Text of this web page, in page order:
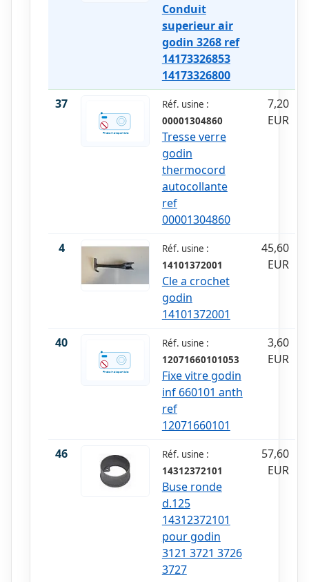
Conduit
superieur air
godin 3268 ref
14173326853
14173326800
37
Réf. usine :
00001304860
Tresse verre
godin
thermocord
autocollante
ref
00001304860
7,20
EUR
4
Réf. usine :
14101372001
Cle a crochet
godin
14101372001
45,60
EUR
40
Réf. usine :
12071660101053
Fixe vitre godin
inf 660101 anth
ref
12071660101
3,60
EUR
46
Réf. usine :
14312372101
Buse ronde
d.125
14312372101
pour godin
3121 3721 3726
3727
57,60
EUR